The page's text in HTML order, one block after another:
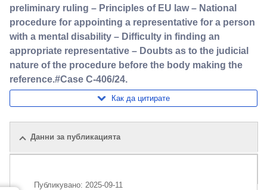
preliminary ruling – Principles of EU law – National
procedure for appointing a representative for a person
with a mental disability – Difficulty in finding an
appropriate representative – Doubts as to the judicial
nature of the procedure before the body making the
reference.#Case C-406/24.
Как да цитирате
Данни за публикацията
Публикувано: 2025-09-11